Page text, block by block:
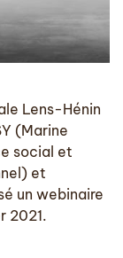
Lens-Hénin
(Marine
social et
et
un webinaire
2021.